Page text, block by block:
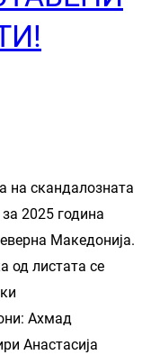
на скандалозната
2025 година
Македонија.
од листата се
Ахмад
Анастасија